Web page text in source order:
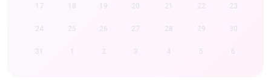
22 23
29 30
4 5 6